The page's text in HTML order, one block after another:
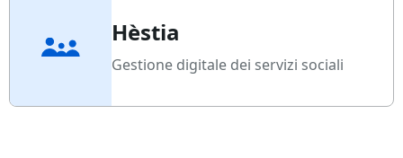
Hèstia
Gestione digitale dei servizi sociali